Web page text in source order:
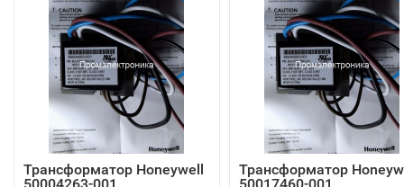
Трансформатор Honeywell
50004263-001
Трансформатор
50017460-001